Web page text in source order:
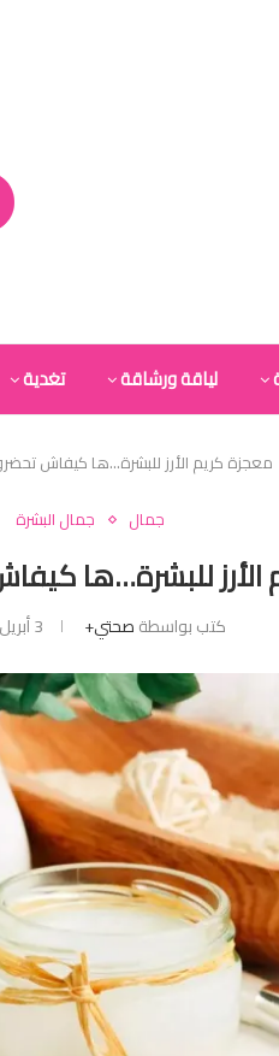
لياقة ورشاقة تغدية
معجزة كريم الأرز للبشرة…ها كيفاش
جمال
جمال البشرة
للبشرة…ها
كتب بواسطةصحتي+ 3 أبريل، 2024